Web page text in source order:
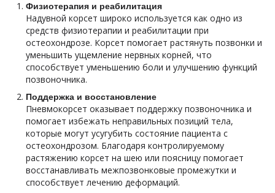
Физиотерапия и реабилитация
Надувной корсет широко используется как одно из
средств физиотерапии и реабилитации при
остеохондрозе. Корсет помогает растянуть позвонки и
уменьшить ущемление нервных корней, что
способствует уменьшению боли и улучшению функций
позвоночника.
Поддержка и восстановление
Пневмокорсет оказывает поддержку позвоночника и
помогает избежать неправильных позиций тела,
которые могут усугубить состояние пациента с
остеохондрозом. Благодаря контролируемому
растяжению корсет на шею или поясницу помогает
восстанавливать межпозвонковые промежутки и
способствует лечению деформаций.